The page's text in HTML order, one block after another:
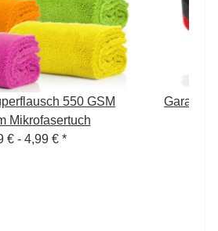
550 GSM
Mikrofasertuch
€ - 4,99 € *
Garage